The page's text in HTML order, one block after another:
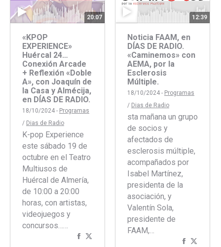
20:07
«KPOP
EXPERIENCE»
Huércal 24…
Conexión Arcade
+ Reflexión «Doble
A», con Joaquín de
la Casa y Almécija,
en DÍAS DE RADIO.
18/10/2024 - Programas
/ Dias de Radio
K-pop Experience
este sábado 19 de
octubre en el Teatro
Multiusos de
Huércal de Almería,
de 10:00 a 20:00
horas, con artistas,
videojuegos y
concursos……
Compartir
12:39
Noticia FAAM, en
DÍAS DE RADIO.
«Caminemos» con
AEMA, por la
Esclerosis
Múltiple.
18/10/2024 - Programas
/ Dias de Radio
sta mañana un grupo
de socios y
afectados de
esclerosis múltiple,
acompañados por
Isabel Martínez,
presidenta de la
asociación, y
Valentín Sola,
presidente de
FAAM,…
Compartir